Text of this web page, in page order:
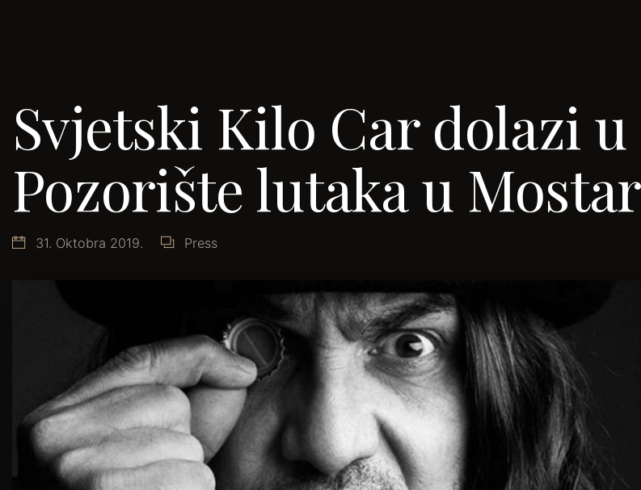
Svjetski Kilo Car dolazi u
Pozorište lutaka u
31. Oktobra 2019. Press